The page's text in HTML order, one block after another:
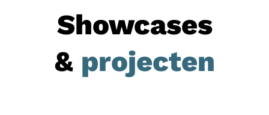
Showcases
& projecten